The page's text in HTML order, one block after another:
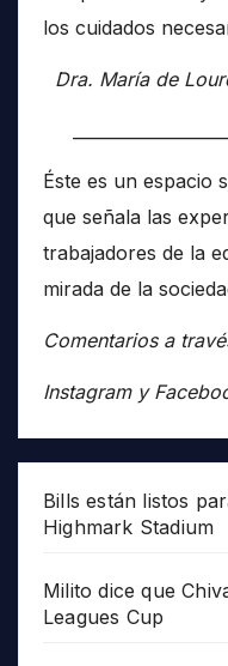
los cuidados
Dra. María de
Éste es un espacio
que señala las
trabajadores de la
mirada de la
Comentarios a
Instagram y
Bills están listos
Highmark Stadium
Milito dice que
Leagues Cup